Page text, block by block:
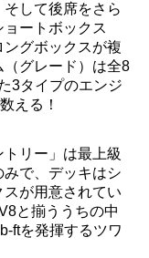
そして後席をさら
ートボックス
ングボックスが複
グレード）は全8
3タイプのエンジ
える！
リー」は最上級
で、デッキはシ
が用意されてい
と揃ううちの中
を発揮するツワ